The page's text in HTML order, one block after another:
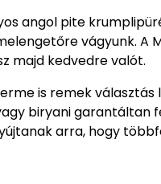
angol pite
vágyunk. A
majd kedvedre valót.
is remek választás
biryani garantáltan
arra, hogy